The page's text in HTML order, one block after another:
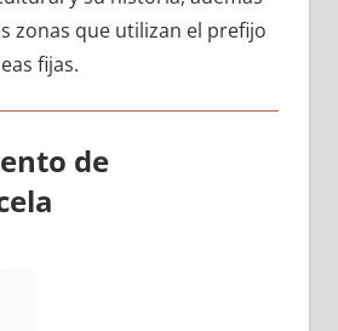
zonas quе utilizan el prefijo
fijas.
dе